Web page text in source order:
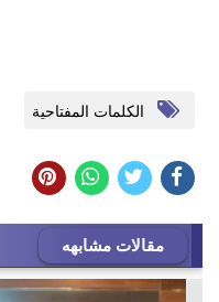
الكلمات المفتاحية
مقالات مشابهه